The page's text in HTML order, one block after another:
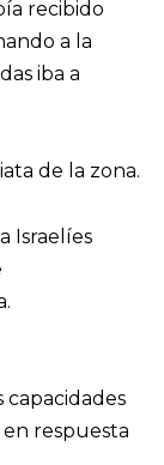
recibido
a la
iba a
de la zona.
Israelíes
en respuesta